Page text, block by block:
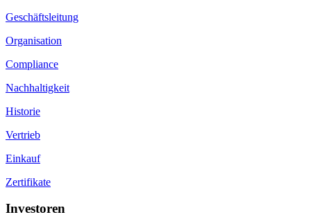
Geschäftsleitung
Organisation
Compliance
Nachhaltigkeit
Historie
Vertrieb
Einkauf
Zertifikate
Investoren